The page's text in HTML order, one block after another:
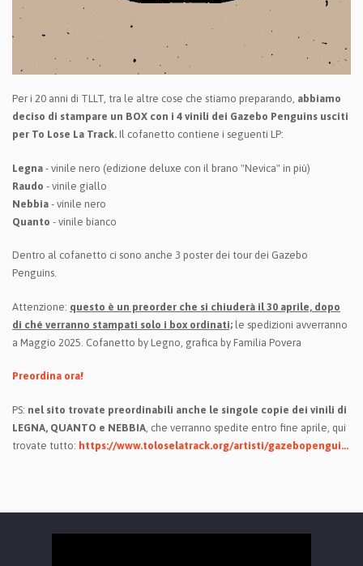
Per i 20 anni di TLLT, tra le altre cose che stiamo preparando, abbiamo
deciso di stampare un BOX con i 4 vinili dei Gazebo Penguins usciti
per To Lose La Track. Il cofanetto contiene i seguenti LP:
Legna - vinile nero (edizione deluxe con il brano "Nevica" in più)
Raudo - vinile giallo
Nebbia - vinile nero
Quanto - vinile bianco
Dentro al cofanetto ci sono anche 3 poster dei tour dei Gazebo
Penguins.
Attenzione: questo è un preorder che si chiuderà il 30 aprile, dopo
di ché verranno stampati solo i box ordinati; le spedizioni avverranno
a Maggio 2025. Cofanetto by Legno, grafica by Familia Povera
Preordina ora!
PS: nel sito trovate preordinabili anche le singole copie dei vinili di
LEGNA, QUANTO e NEBBIA , che verranno spedite entro fine aprile, qui
trovate tutto: https://www.toloselatrack.org/artisti/gazebopengui...